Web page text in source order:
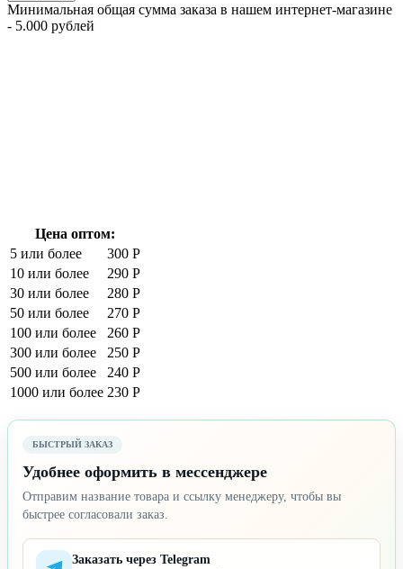
Минимальная общая сумма заказа в нашем интернет-магазине
- 5.000 рублей
Цена оптом:
5 или более
300 Р
10 или более
290 Р
30 или более
280 Р
50 или более
270 Р
100 или более
260 Р
300 или более
250 Р
500 или более
240 Р
1000 или более 230 Р
БЫСТРЫЙ ЗАКАЗ
Удобнее оформить в мессенджере
Отправим название товара и ссылку менеджеру, чтобы вы
быстрее согласовали заказ.
Заказать через Telegram